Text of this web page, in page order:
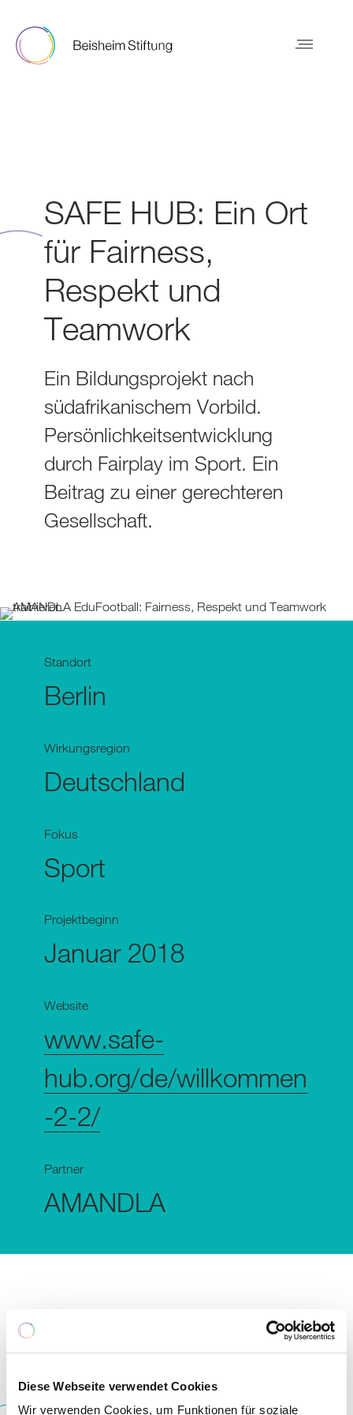
Diese Webseite verwendet Cookies
Wir verwenden Cookies, um Funktionen für soziale
SAFE HUB: Ein Ort
für Fairness,
Respekt und
Teamwork
Ein Bildungsprojekt nach
südafrikanischem Vorbild.
Persönlichkeitsentwicklung
durch Fairplay im Sport. Ein
Beitrag zu einer gerechteren
Gesellschaft.
Standort
Berlin
Wirkungsregion
Deutschland
Fokus
Sport
Projektbeginn
Januar 2018
Website
www.safe-
hub.org/de/willkommen
-2-2/
Partner
AMANDLA
stammt aus Südafrika,
wo Kinder und Jugendliche etwa in den
Verhältnissen aufwachsen. Dort gründete der
Münchner Florian Zech als Zivildienstleistender